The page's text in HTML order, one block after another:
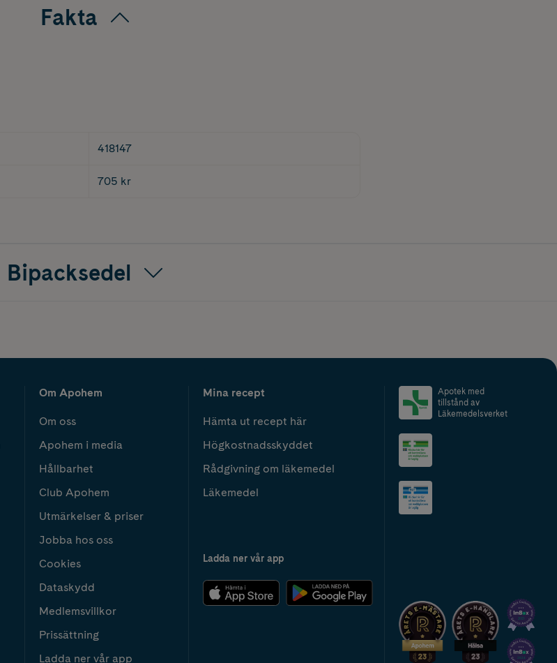
Fakta
418147
705 kr
Bipacksedel
Om Apohem
Om oss
Apohem i media
Hållbarhet
Club Apohem
Utmärkelser & priser
Jobba hos oss
Cookies
Dataskydd
Medlemsvillkor
Prissättning
Ladda ner vår app
Mina recept
Hämta ut recept här
Högkostnadsskyddet
Rådgivning om läkemedel
Läkemedel
Ladda ner vår app
Apotek med
tillstånd av
Läkemedelsverket
2024